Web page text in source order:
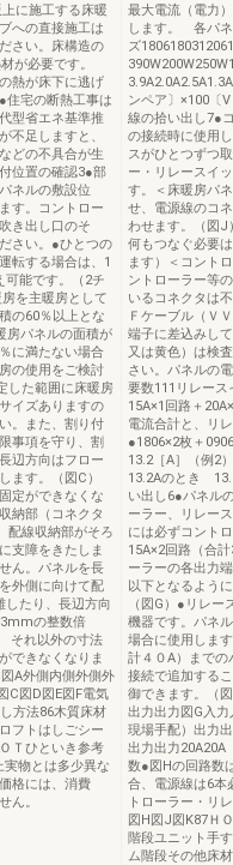
に施工する床暖
への直接施工は
さい。床構造の
材が必要です。
熱が床下に逃げ
住宅の断熱工事は
型省エネ基準推
足しますと、
どの不具合が生
位置の確認3●部
ネルの敷設位
す。コントロー
き出し口のそ
さい。●ひとつの
転する場合は、1
可能です。（2チ
を主暖房として
の60％以上とな
房パネルの面積が
に満たない場合
の使用をご検討
した範囲に床暖房
イズありますの
。また、割り付
事項を守り、割
辺方向はフロー
ます。（図C）
定ができなくな
納部（コネクタ
配線収納部がそろ
支障をきたしま
ん。パネルを長
外側に向けて配
たり、長辺方向
の整数倍
それ以外の寸法
できなくなりま
A外側内側外側外
C図D図E図F電気
方法86木質床材
フトはしごシー
Ｔひといき参考
実物とは多少異な
格には、消費
ん。
最大電流（電力
します。 各パネ
ズ
ンペア〕×100〔
線の拾い出し7●
の接続時に使用
スがひとつずつ
ー・リレースイ
す。＜床暖房パ
せ、電源線のコ
わせます。（図J
何もつなぐ必要
ます）＜コント
ントローラー等
いるコネクタは
Ｆケーブル（Ｖ
端子に差込みし
又は黄色）は検
さい。パネルの
要数111リレース
15A×1回路＋
電流合計と、リ
●1806×2枚＋
13.2［A］（例2
13.2Aのとき
い出し6●パネル
ーラー、リレー
には必ずコント
15A×2回路（合
ーラーの各出力
以下となるよう
（図G）●リレ
機器です。パネ
場合に使用しま
計４０A）までの
接続で追加する
御できます。（
出力出力図G入
現場手配）出力
出力出力20A20A
数●図Hの回路
合、電源線は6本
トローラー・リ
図H図J図K87Ｈ
階段ユニット手
ム階段その他床